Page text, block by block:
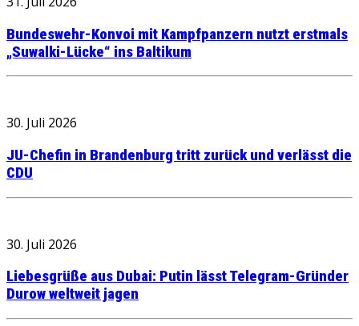
Bundeswehr-Konvoi mit Kampfpanzern nutzt erstmals
„Suwalki-Lücke“ ins Baltikum
30. Juli 2026
JU-Chefin in Brandenburg tritt zurück und verlässt die
CDU
30. Juli 2026
Liebesgrüße aus Dubai: Putin lässt Telegram-Gründer
Durow weltweit jagen